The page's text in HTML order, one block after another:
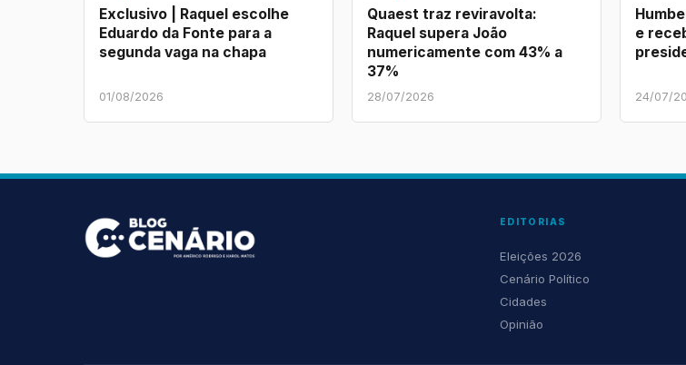
Exclusivo | Raquel escolhe
Eduardo da Fonte para a
segunda vaga na chapa
01/08/2026
Quaest traz reviravolta:
Raquel supera João
numericamente com 43% a
37%
28/07/2026
e
24/07/
EDITORIAS
Eleições 2026
Cenário Político
Cidades
Opinião